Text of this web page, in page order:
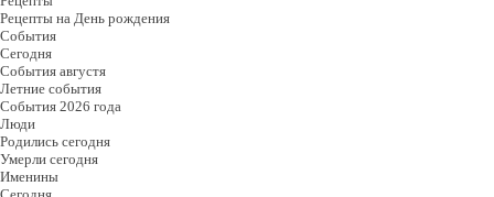
Рецепты на День рождения
События
Cегодня
События августя
Летние события
События 2026 года
Люди
Родились сегодня
Умерли сегодня
Именины